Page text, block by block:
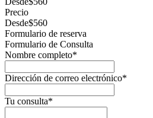
Precio
Desde$560
Formulario de reserva
Formulario de Consulta
Nombre completo*
Dirección de correo electrónico*
Tu consulta*